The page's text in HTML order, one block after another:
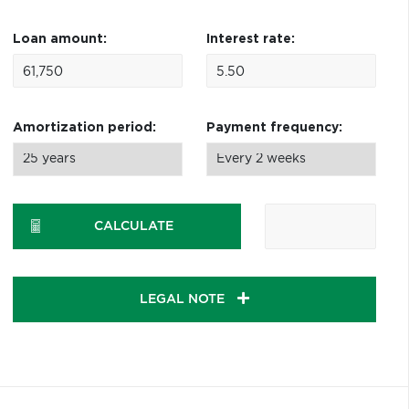
Loan amount: Interest rate:
Amortization period: Payment frequency:
CALCULATE
LEGAL NOTE